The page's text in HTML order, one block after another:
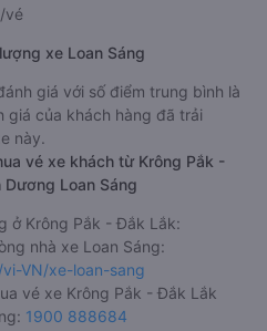
vé
xe Loan Sáng
giá với số điểm trung bình là
của khách hàng đã trải
này.
vé xe khách từ Krông Pắk -
Loan Sáng
ở Krông Pắk - Đắk Lắk:
nhà xe Loan Sáng:
VN/xe-loan-sang
vé xe Krông Pắk - Đắk Lắk
1900 888684